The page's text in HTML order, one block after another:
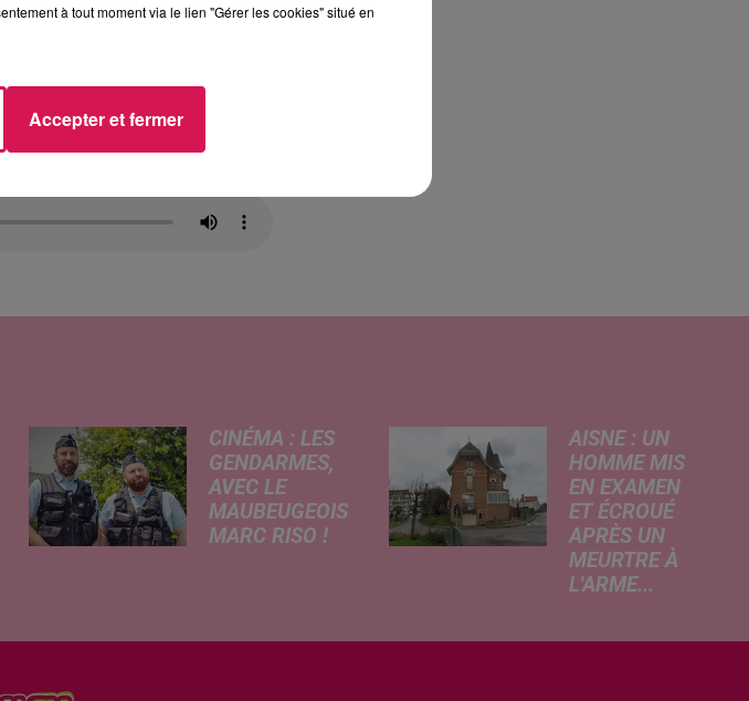
Nations, à Maubeuge ?
CINÉMA : LES
GENDARMES,
AVEC LE
MAUBEUGEOIS
MARC RISO !
de la célèbre bande
AISNE : UN
HOMME MIS
EN EXAMEN
ET ÉCROUÉ
APRÈS UN
MEURTRE À
L'ARME...
produit au cours
à tout moment via le lien "Gérer les cookies" situé en
Accepter et fermer